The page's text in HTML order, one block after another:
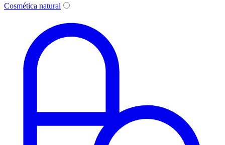
Cosmética natural